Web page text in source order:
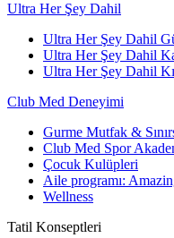
Ultra Her Şey Dahil
Ultra Her Şey Dahil
Ultra Her Şey Dahil
Ultra Her Şey Dahil
Club Med Deneyimi
Gurme Mutfak &
Club Med Spor
Çocuk Kulüpleri
Aile programı:
Wellness
Tatil Konseptleri